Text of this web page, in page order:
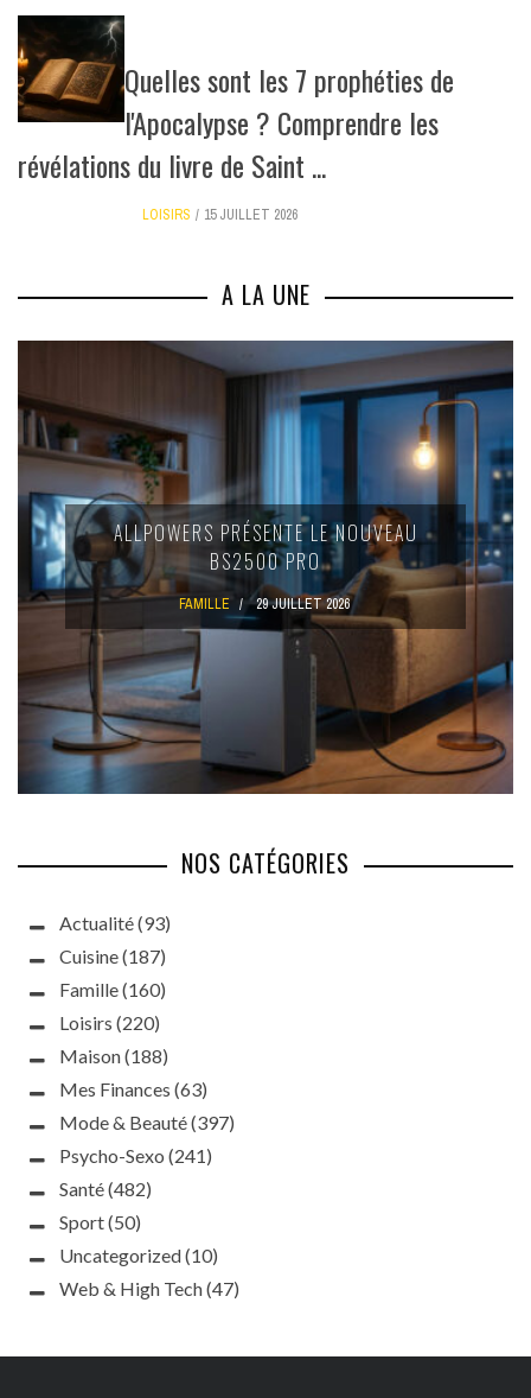
Quelles sont les 7 prophéties de
l'Apocalypse ? Comprendre les
révélations du livre de Saint ...
LOISIRS 15 JUILLET 2026
A LA UNE
ALLPOWERS PRÉSENTE LE NOUVEAU
BS2500 PRO
FAMILLE 29 JUILLET 2026
NOS CATÉGORIES
Actualité(93)
Cuisine(187)
Famille(160)
Loisirs (220)
Maison(188)
Mes Finances (63)
Mode & Beauté(397)
Psycho-Sexo (241)
Santé(482)
Sport(50)
Uncategorized(10)
Web & High Tech(47)